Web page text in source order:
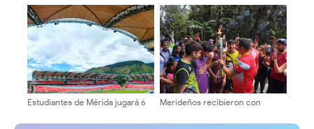
económicos para viajar a Bolivia
Estudiantes de Mérida jugará 6
Merideños recibieron con
Juegos Escolares Nacionales